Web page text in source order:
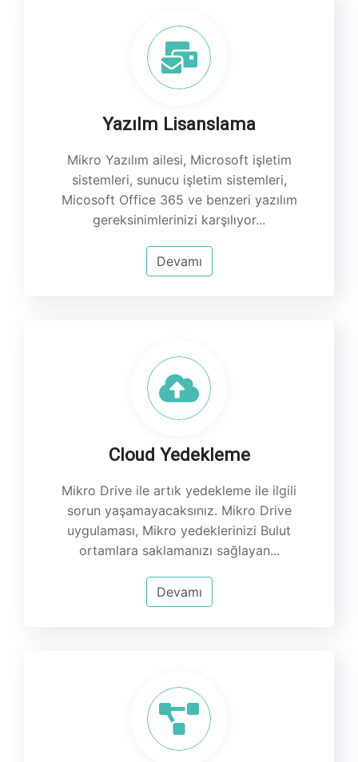
Yazılm Lisanslama
Mikro Yazılım ailesi, Microsoft işletim
sistemleri, sunucu işletim sistemleri,
Micosoft Office 365 ve benzeri yazılım
gereksinimlerinizi karşılıyor...
Devamı
Cloud Yedekleme
Mikro Drive ile artık yedekleme ile ilgili
sorun yaşamayacaksınız. Mikro Drive
uygulaması, Mikro yedeklerinizi Bulut
ortamlara saklamanızı sağlayan...
Devamı